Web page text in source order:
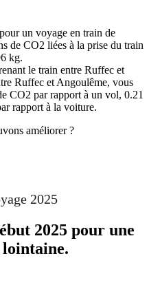
un voyage en train de
de CO2 liées à la prise du train
kg.
le train entre Ruffec et
Ruffec et Angoulême, vous
CO2 par rapport à un vol, 0.21
rapport à la voiture.
améliorer ?
2025
2025 pour une